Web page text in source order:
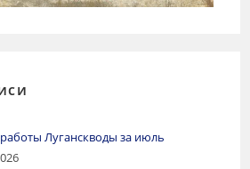
Луганскводы за июль